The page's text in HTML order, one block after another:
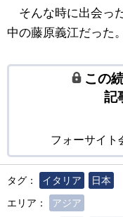
そんな時に出会っ
中の藤原義江だった。
この
記
フォーサイト
タグ： イタリア
日本
エリア：
アジア